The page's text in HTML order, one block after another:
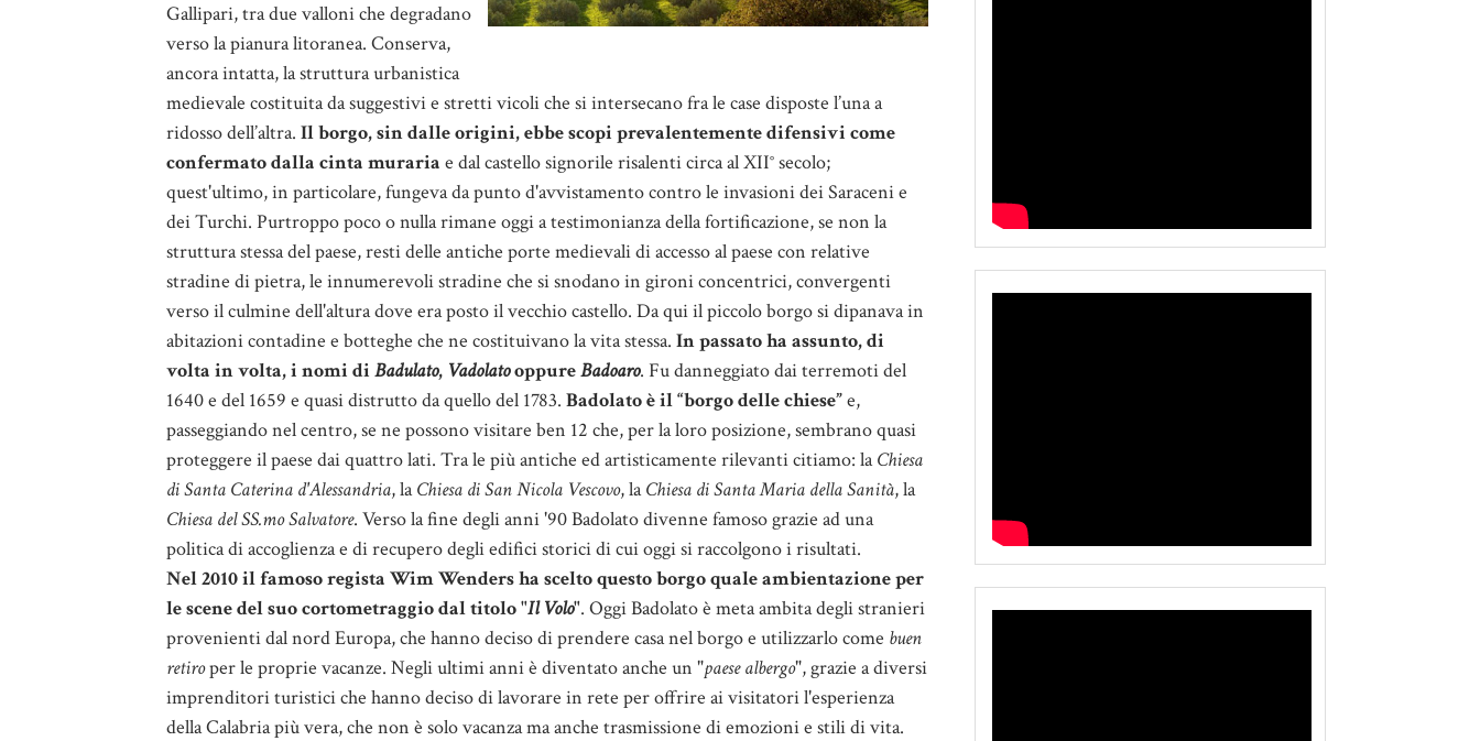
Gallipari, tra due valloni che degradano
verso la pianura litoranea. Conserva,
ancora intatta, la struttura urbanistica
medievale costituita da suggestivi e stretti vicoli che si intersecano fra le case disposte l’una a
ridosso dell’altra. Il borgo, sin dalle origini, ebbe scopi prevalentemente difensivi come
confermato dalla cinta muraria e dal castello signorile risalenti circa al XII° secolo;
quest'ultimo, in particolare, fungeva da punto d'avvistamento contro le invasioni dei Saraceni e
dei Turchi. Purtroppo poco o nulla rimane oggi a testimonianza della fortificazione, se non la
struttura stessa del paese, resti delle antiche porte medievali di accesso al paese con relative
stradine di pietra, le innumerevoli stradine che si snodano in gironi concentrici, convergenti
verso il culmine dell'altura dove era posto il vecchio castello. Da qui il piccolo borgo si dipanava in
abitazioni contadine e botteghe che ne costituivano la vita stessa. In passato ha assunto, di
volta in volta, i nomi di Badulato, VadolatooppureBadoaro. Fu danneggiato dai terremoti del
1640 e del 1659 e quasi distrutto da quello del 1783. Badolato è il “borgo delle chiese”e,
passeggiando nel centro, se ne possono visitare ben 12 che, per la loro posizione, sembrano quasi
proteggere il paese dai quattro lati. Tra le più antiche ed artisticamente rilevanti citiamo: laChiesa
di Santa Caterina d'Alessandria, laChiesa di San Nicola Vescovo, laChiesa di Santa Maria della Sanità, la
Chiesa del SS.mo Salvatore. Verso la fine degli anni '90 Badolato divenne famoso grazie ad una
politica di accoglienza e di recupero degli edifici storici di cui oggi si raccolgono i risultati.
Nel 2010 il famoso regista Wim Wenders ha scelto questo borgo quale ambientazione per
le scene del suo cortometraggio dal titolo "Il Volo". Oggi Badolato è meta ambita degli stranieri
provenienti dal nord Europa, che hanno deciso di prendere casa nel borgo e utilizzarlo come buen
retiroper le proprie vacanze. Negli ultimi anni è diventato anche un "paese albergo", grazie a diversi
imprenditori turistici che hanno deciso di lavorare in rete per offrire ai visitatori l'esperienza
della Calabria più vera, che non è solo vacanza ma anche trasmissione di emozioni e stili di vita.